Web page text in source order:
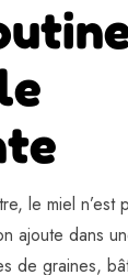
le miel n’est
ajoute dans
de graines,